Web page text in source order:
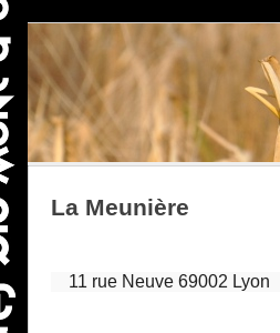
La Meunière
11 rue Neuve 69002 Lyon